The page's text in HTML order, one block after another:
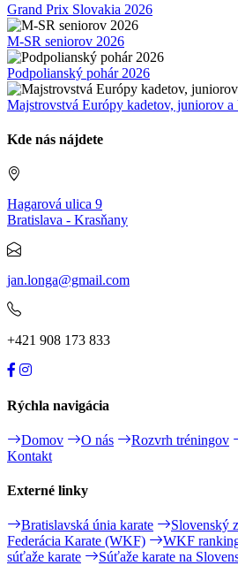
Grand Prix Slovakia 2026
M-SR seniorov 2026
Podpolianský pohár 2026
Majstrovstvá Európy kadetov, juniorov a
Kde nás nájdete
Hagarová ulica 9
Bratislava - Krasňany
jan.longa@gmail.com
+421 908 173 833
Rýchla navigácia
Domov O nás Rozvrh tréningov
Kontakt
Externé linky
Bratislavská únia karate Slovenský
Federácia Karate (WKF)
WKF
súťaže karate
Súťaže karate na